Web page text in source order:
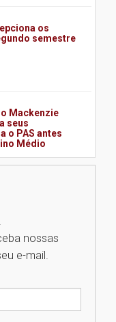
os
semestre
Mackenzie
seus
o PAS antes
Médio
filhos além da
nossas
e-mail.